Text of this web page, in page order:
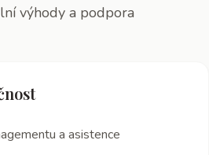
výhody a podpora
a asistence